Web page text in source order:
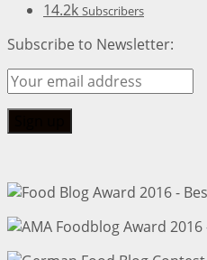
14.2k Subscribers
Subscribe to Newsletter: